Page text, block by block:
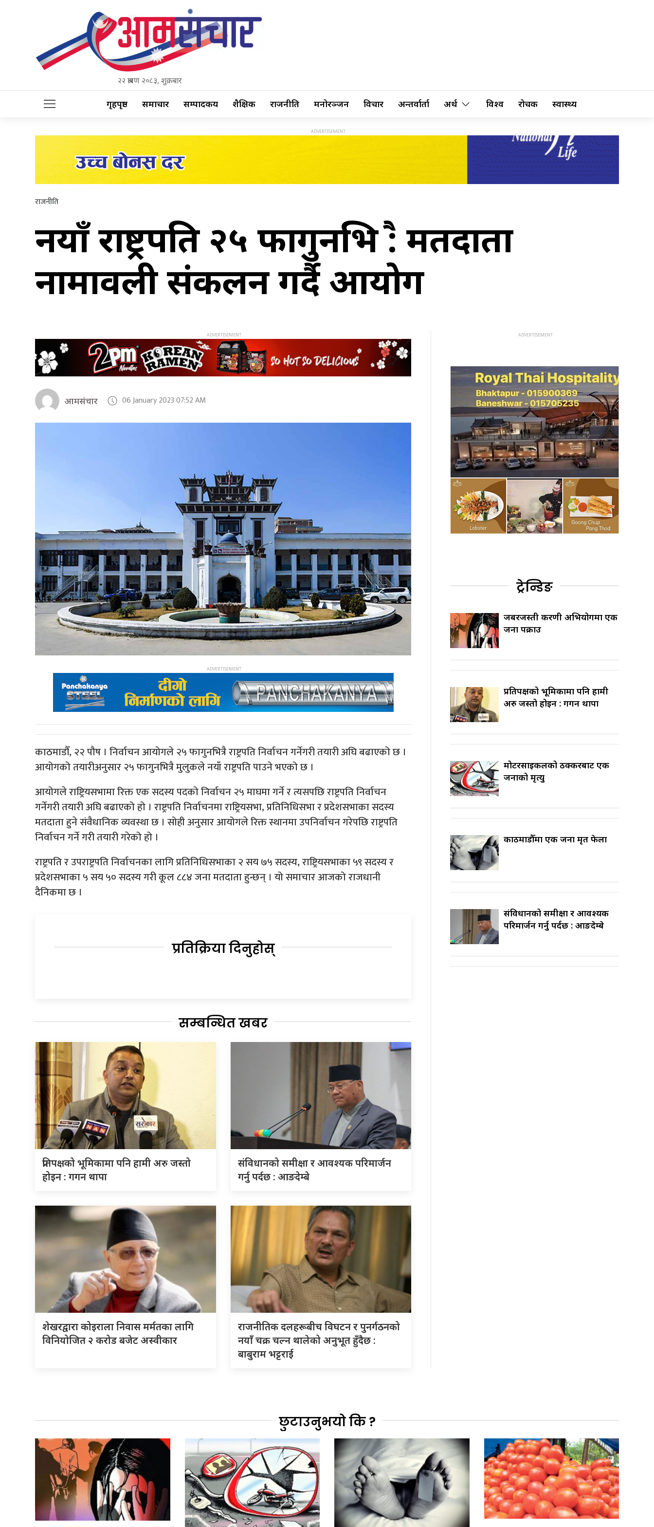
२२ श्रावण २०८३, शुक्रबार
गृहपृष्ठ समाचार सम्पादकीय शैक्षिक राजनीति मनोरञ्जन विचार अन्तर्वार्ता अर्थ विश्व रोचक स्वास्थ्य
राजनीति
नयाँ राष्ट्रपति २५ फागुनभित्रै : मतदाता
नामावली संकलन गर्दै आयोग
आमसंचार 06 January 2023 07:52 AM
काठमाडौँ, २२ पौष । निर्वाचन आयोगले २५ फागुनभित्रै राष्ट्रपति निर्वाचन गर्नेगरी तयारी अघि बढाएको छ ।
आयोगको तयारीअनुसार २५ फागुनभित्रै मुलुकले नयाँ राष्ट्रपति पाउने भएको छ ।
आयोगले राष्ट्रियसभामा रिक्त एक सदस्य पदको निर्वाचन २५ माघमा गर्ने र त्यसपछि राष्ट्रपति निर्वाचन
गर्नेगरी तयारी अघि बढाएको हो । राष्ट्रपति निर्वाचनमा राष्ट्रियसभा, प्रतिनिधिसभा र प्रदेशसभाका सदस्य
मतदाता हुने संवैधानिक व्यवस्था छ । सोही अनुसार आयोगले रिक्त स्थानमा उपनिर्वाचन गरेपछि राष्ट्रपति
निर्वाचन गर्ने गरी तयारी गरेको हो ।
राष्ट्रपति र उपराष्ट्रपति निर्वाचनका लागि प्रतिनिधिसभाका २ सय ७५ सदस्य, राष्ट्रियसभाका ५९ सदस्य र
प्रदेशसभाका ५ सय ५० सदस्य गरी कूल ८८४ जना मतदाता हुन्छन् । यो समाचार आजको राजधानी
दैनिकमा छ ।
प्रतिक्रिया दिनुहोस्
सम्बन्धित खबर
प्रतिपक्षको भूमिकामा पनि हामी अरु जस्तो
होइन : गगन थापा
संविधानको समीक्षा र आवश्यक परिमार्जन
गर्नु पर्दछ : आङदेम्बे
शेखरद्वारा कोइराला निवास मर्मतका लागि
विनियोजित २ करोड बजेट अस्वीकार
राजनीतिक दलहरूबीच विघटन र पुनर्गठनको
नयाँ चक्र चल्न थालेको अनुभूत हुँदैछ :
बाबुराम भट्टराई
ट्रेन्डिङ
जबरजस्ती करणी अभियोगमा एक
जना पक्राउ
प्रतिपक्षको भूमिकामा पनि हामी
अरु जस्तो होइन : गगन थापा
मोटरसाइकलको ठक्करबाट एक
जनाको मृत्यु
काठमाडौँमा एक जना मृत फेला
संविधानको समीक्षा र आवश्यक
परिमार्जन गर्नु पर्दछ : आङदेम्बे
छुटाउनुभयो कि ?